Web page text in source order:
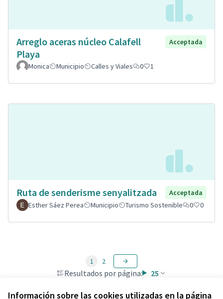
Información sobre las cookies utilizadas en la página
Arreglo aceras núcleo Calafell
Playa
Acceptada
Monica Municipio Calles y Viales 0 1
Ruta de senderisme senyalitzada
Acceptada
Esther Sáez Perea
Municipio Turismo Sostenible 0 0
Resultados por página: 25
1 2